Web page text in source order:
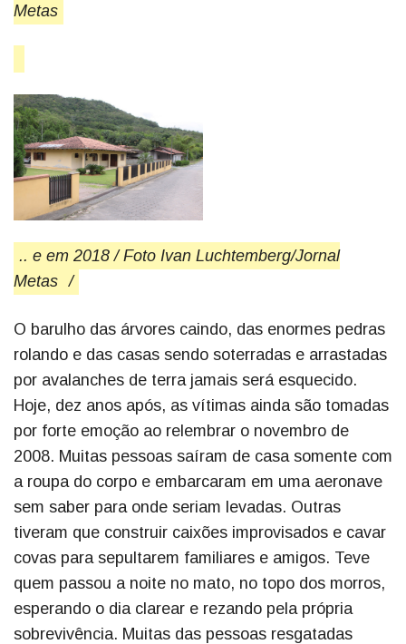
Metas
.. e em 2018 / Foto Ivan Luchtemberg/Jornal
Metas /
O barulho das árvores caindo, das enormes pedras
rolando e das casas sendo soterradas e arrastadas
por avalanches de terra jamais será esquecido.
Hoje, dez anos após, as vítimas ainda são tomadas
por forte emoção ao relembrar o novembro de
2008. Muitas pessoas saíram de casa somente com
a roupa do corpo e embarcaram em uma aeronave
sem saber para onde seriam levadas. Outras
tiveram que construir caixões improvisados e cavar
covas para sepultarem familiares e amigos. Teve
quem passou a noite no mato, no topo dos morros,
esperando o dia clarear e rezando pela própria
sobrevivência. Muitas das pessoas resgatadas